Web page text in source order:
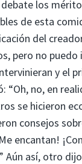
los
de esta
del
pero no
y el
“Oh, no, en
se hicieron
consejos
encantan!
Aún así, otro